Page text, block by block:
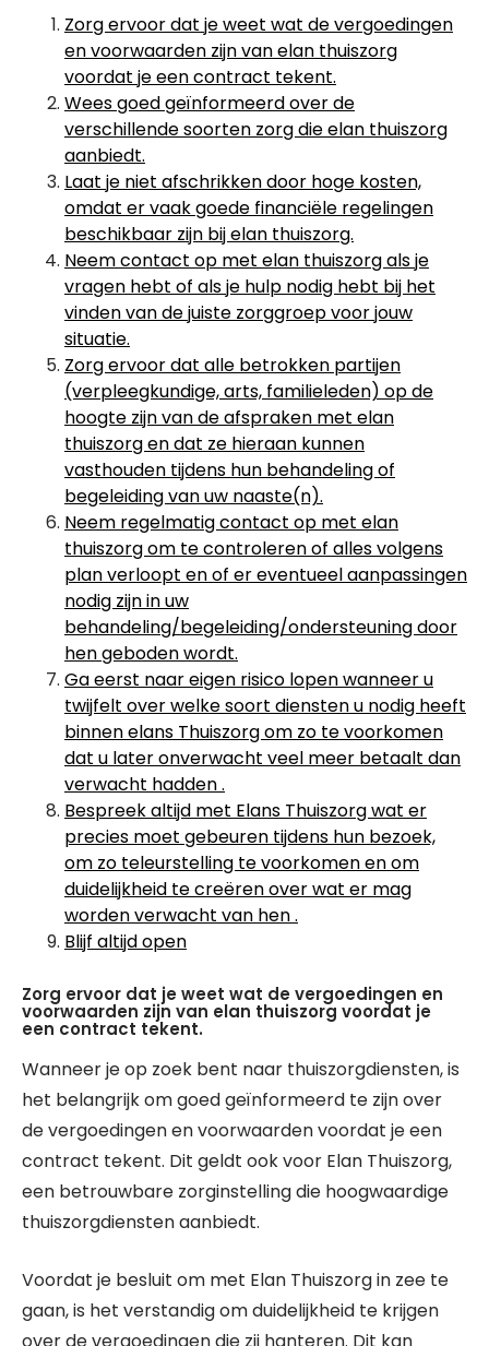
Zorg ervoor dat je weet wat de vergoedingen
en voorwaarden zijn van elan thuiszorg
voordat je een contract tekent.
Wees goed geïnformeerd over de
verschillende soorten zorg die elan thuiszorg
aanbiedt.
Laat je niet afschrikken door hoge kosten,
omdat er vaak goede financiële regelingen
beschikbaar zijn bij elan thuiszorg.
Neem contact op met elan thuiszorg als je
vragen hebt of als je hulp nodig hebt bij het
vinden van de juiste zorggroep voor jouw
situatie.
Zorg ervoor dat alle betrokken partijen
(verpleegkundige, arts, familieleden) op de
hoogte zijn van de afspraken met elan
thuiszorg en dat ze hieraan kunnen
vasthouden tijdens hun behandeling of
begeleiding van uw naaste(n).
Neem regelmatig contact op met elan
thuiszorg om te controleren of alles volgens
plan verloopt en of er eventueel aanpassingen
nodig zijn in uw
behandeling/begeleiding/ondersteuning door
hen geboden wordt.
Ga eerst naar eigen risico lopen wanneer u
twijfelt over welke soort diensten u nodig heeft
binnen elans Thuiszorg om zo te voorkomen
dat u later onverwacht veel meer betaalt dan
verwacht hadden .
Bespreek altijd met Elans Thuiszorg wat er
precies moet gebeuren tijdens hun bezoek,
om zo teleurstelling te voorkomen en om
duidelijkheid te creëren over wat er mag
worden verwacht van hen .
Blijf altijd open
Zorg ervoor dat je weet wat de vergoedingen en
voorwaarden zijn van elan thuiszorg voordat je
een contract tekent.
Wanneer je op zoek bent naar thuiszorgdiensten, is
het belangrijk om goed geïnformeerd te zijn over
de vergoedingen en voorwaarden voordat je een
contract tekent. Dit geldt ook voor Elan Thuiszorg,
een betrouwbare zorginstelling die hoogwaardige
thuiszorgdiensten aanbiedt.
Voordat je besluit om met Elan Thuiszorg in zee te
gaan, is het verstandig om duidelijkheid te krijgen